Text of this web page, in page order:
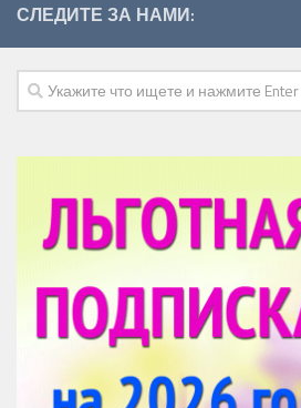
СЛЕДИТЕ ЗА НАМИ: